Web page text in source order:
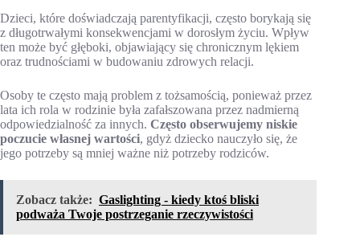
Dzieci, które doświadczają parentyfikacji, często borykają się
z długotrwałymi konsekwencjami w dorosłym życiu. Wpływ
ten może być głęboki, objawiający się chronicznym lękiem
oraz trudnościami w budowaniu zdrowych relacji.
Osoby te często mają problem z tożsamością, ponieważ przez
lata ich rola w rodzinie była zafałszowana przez nadmierną
odpowiedzialność za innych. Często obserwujemy niskie
poczucie własnej wartości, gdyż dziecko nauczyło się, że
jego potrzeby są mniej ważne niż potrzeby rodziców.
Zobacz także: Gaslighting - kiedy ktoś bliski
podważa Twoje postrzeganie rzeczywistości